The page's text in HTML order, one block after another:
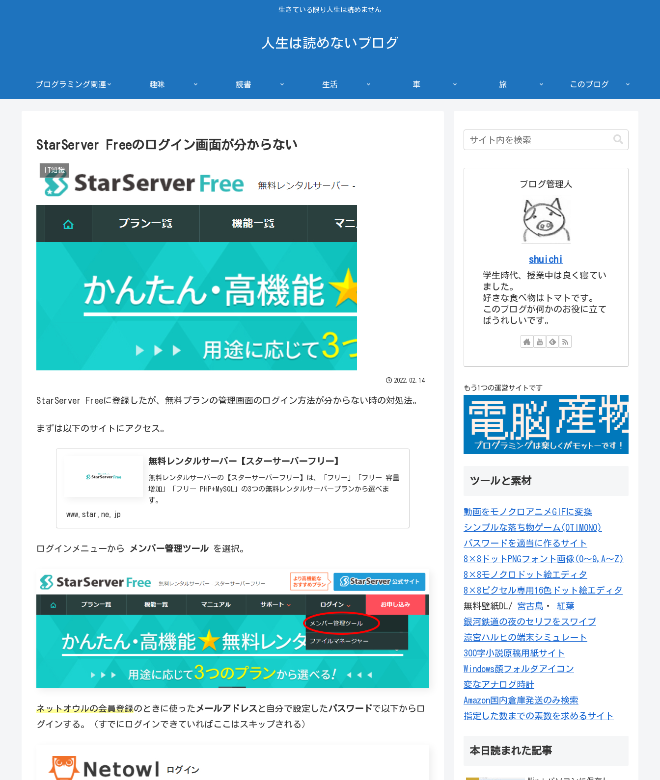
生きている限り人生は読めません
人生は読めないブログ
プログラミング関連 趣味 読書 生活 車 旅 このブログ
StarServer Freeのログイン画面が分からない
IT知識
2022.02.14
StarServer Freeに登録したが、無料プランの管理画面のログイン方法が分からない時の対処法。
まずは以下のサイトにアクセス。
無料レンタルサーバー【スターサーバーフリー】
無料レンタルサーバーの【スターサーバーフリー】は、「フリー」「フリー 容量
増加」「フリー PHP+MySQL」の3つの無料レンタルサーバープランから選べま
す。
www.star.ne.jp
ログインメニューから メンバー管理ツール を選択。
ネットオウルの会員登録のときに使った メールアドレス と自分で設定したパスワードで以下からロ
グインする。（すでにログインできていればここはスキップされる）
ブログ管理人
shuichi
学生時代、授業中は良く寝てい
ました。
好きな食べ物はトマトです。
このブログが何かのお役に立て
ばうれしいです。
もう1つの運営サイトです
ツールと素材
動画をモノクロアニメGIFに変換
シンプルな落ち物ゲーム(OTIMONO)
パスワードを適当に作るサイト
8×8ドットPNGフォント画像(0～9,A～Z)
8×8モノクロドット絵エディタ
8×8ピクセル専用16色ドット絵エディタ
無料壁紙DL/ 宮古島 ・ 紅葉
銀河鉄道の夜のセリフをスワイプ
涼宮ハルヒの端末シミュレート
300字小説原稿用紙サイト
Windows顔フォルダアイコン
変なアナログ時計
Amazon国内倉庫発送のみ検索
指定した数までの素数を求めるサイト
本日読まれた記事